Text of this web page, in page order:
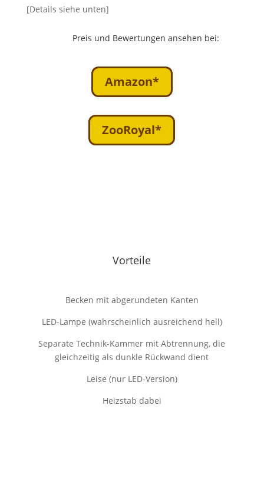
[Details siehe unten]
Preis und Bewertungen ansehen bei:
Amazon*
ZooRoyal*
Vorteile
Becken mit abgerundeten Kanten
LED-Lampe (wahrscheinlich ausreichend hell)
Separate Technik-Kammer mit Abtrennung, die
gleichzeitig als dunkle Rückwand dient
Leise (nur LED-Version)
Heizstab dabei